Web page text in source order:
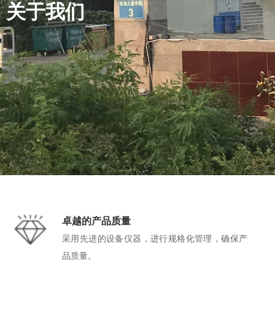
关于我们
卓越的产品质量
采用先进的设备仪器，进行规格化管理，确保产
品质量。